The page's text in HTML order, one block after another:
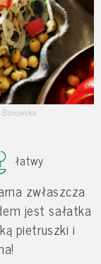
łatwy
zwłaszcza
jest sałatka
pietruszki i